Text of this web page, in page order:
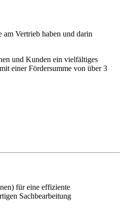
Vertrieb haben und darin
und Kunden ein vielfältiges
einer Fördersumme von über 3
für eine effiziente
Sachbearbeitung